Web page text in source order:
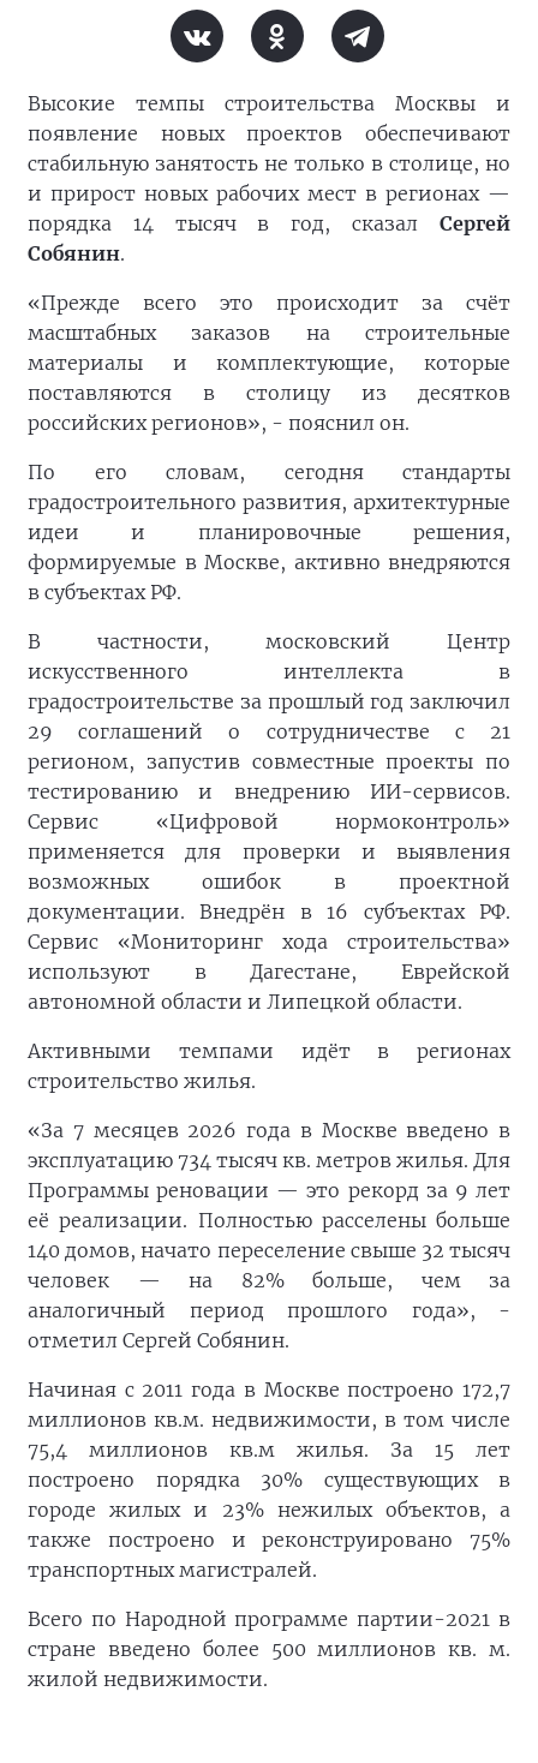
Высокие темпы строительства Москвы и
появление новых проектов обеспечивают
стабильную занятость не только в столице, но
и прирост новых рабочих мест в регионах —
порядка 14 тысяч в год, сказал Сергей
Собянин.
«Прежде всего это происходит за счёт
масштабных заказов на строительные
материалы и комплектующие, которые
поставляются в столицу из десятков
российских регионов», - пояснил он.
По его словам, сегодня стандарты
градостроительного развития, архитектурные
идеи и планировочные решения,
формируемые в Москве, активно внедряются
в субъектах РФ.
В частности, московский Центр
искусственного интеллекта в
градостроительстве за прошлый год заключил
29 соглашений о сотрудничестве с 21
регионом, запустив совместные проекты по
тестированию и внедрению ИИ-сервисов.
Сервис «Цифровой нормоконтроль»
применяется для проверки и выявления
возможных ошибок в проектной
документации. Внедрён в 16 субъектах РФ.
Сервис «Мониторинг хода строительства»
используют в Дагестане, Еврейской
автономной области и Липецкой области.
Активными темпами идёт в регионах
строительство жилья.
«За 7 месяцев 2026 года в Москве введено в
эксплуатацию 734 тысяч кв. метров жилья. Для
Программы реновации — это рекорд за 9 лет
её реализации. Полностью расселены больше
140 домов, начато переселение свыше 32 тысяч
человек — на 82% больше, чем за
аналогичный период прошлого года», -
отметил Сергей Собянин.
Начиная с 2011 года в Москве построено 172,7
миллионов кв.м. недвижимости, в том числе
75,4 миллионов кв.м жилья. За 15 лет
построено порядка 30% существующих в
городе жилых и 23% нежилых объектов, а
также построено и реконструировано 75%
транспортных магистралей.
Всего по Народной программе партии-2021 в
стране введено более 500 миллионов кв. м.
жилой недвижимости.